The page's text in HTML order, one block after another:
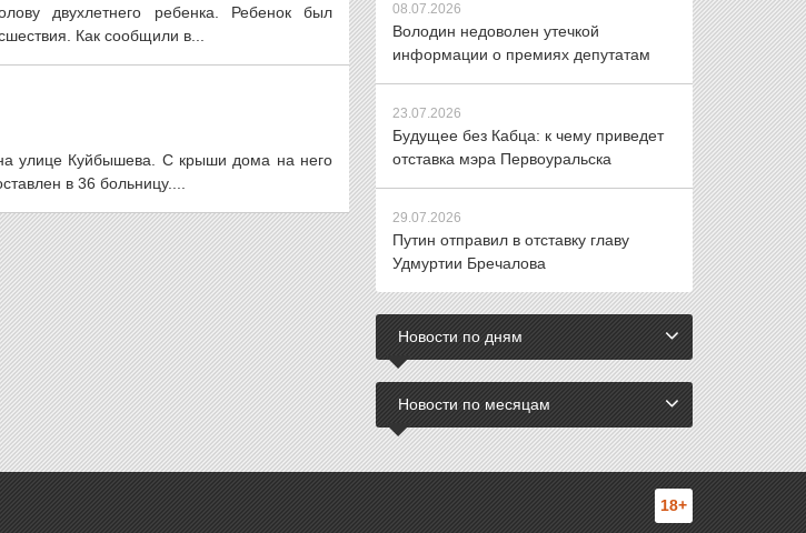
двухлетнего ребенка. Ребенок был
Как сообщили в...
улице Куйбышева. С крыши дома на него
в 36 больницу....
08.07.2026
Володин недоволен утечкой
информации о премиях депутатам
23.07.2026
Будущее без Кабца: к чему приведет
отставка мэра Первоуральска
29.07.2026
Путин отправил в отставку главу
Удмуртии Бречалова
Новости по дням
Новости по месяцам
18+